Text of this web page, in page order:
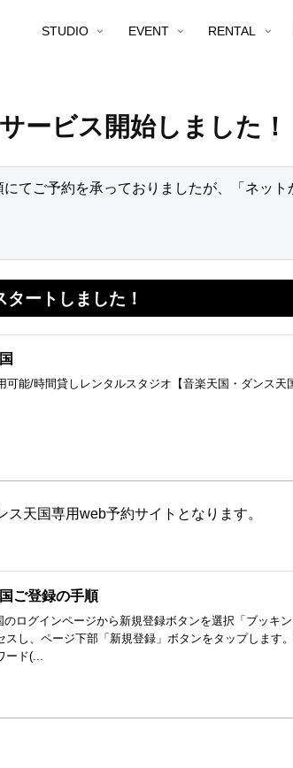
STUDIO EVENT RENTAL
ービス開始しました！
てご予約を承っておりましたが、「ネッ
ートしました！
可能/時間貸しレンタルスタジオ【音楽天国・ダンス天
ス天国専用web予約サイトとなります。
ご登録の手順
のログインページから新規登録ボタンを選択「ブッキ
スし、ページ下部「新規登録」ボタンをタップします
ード(...